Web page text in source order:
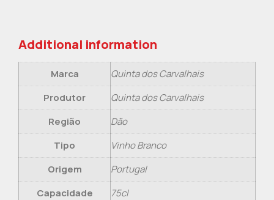
Additional information
Marca
Quinta dos Carvalhais
Produtor
Quinta dos Carvalhais
Região
Dão
Tipo
Vinho Branco
Origem
Portugal
Capacidade
75cl